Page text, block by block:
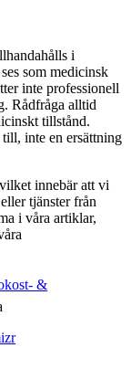
i
som medicinsk
inte professionell
Rådfråga alltid
tillstånd.
inte en ersättning
innebär att vi
tjänster från
i våra artiklar,
&